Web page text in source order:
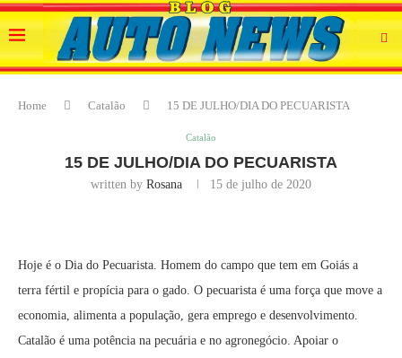
Home Catalão 15 DE JULHO/DIA DO PECUARISTA
Catalão
15 DE JULHO/DIA DO PECUARISTA
written by Rosana 15 de julho de 2020
Hoje é o Dia do Pecuarista. Homem do campo que tem em Goiás a
terra fértil e propícia para o gado. O pecuarista é uma força que move a
economia, alimenta a população, gera emprego e desenvolvimento.
Catalão é uma potência na pecuária e no agronegócio. Apoiar o